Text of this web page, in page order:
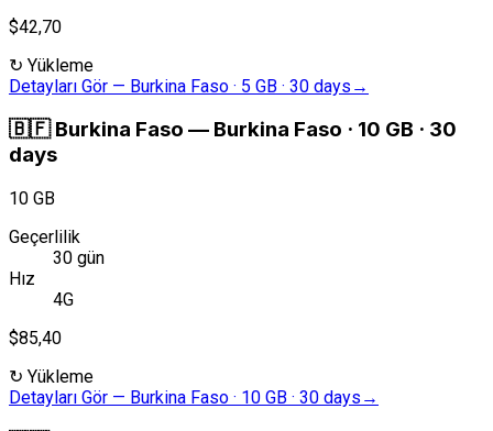
$42,70
↻ Yükleme
Detayları Gör — Burkina Faso · 5 GB · 30 days →
🇧🇫 Burkina Faso — Burkina Faso · 10 GB · 30
days
10 GB
Geçerlilik
30 gün
Hız
4G
$85,40
↻ Yükleme
Detayları Gör — Burkina Faso · 10 GB · 30 days →